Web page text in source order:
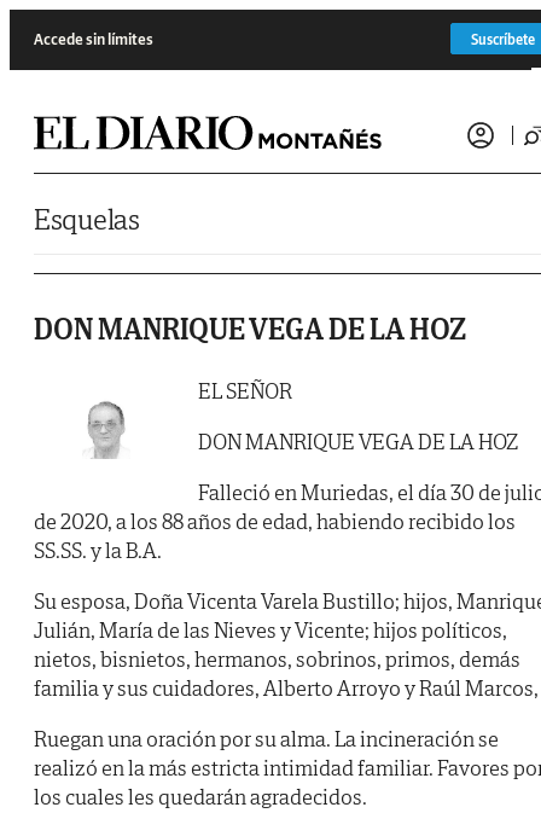
Accede sin límites Suscríbete
Esquelas
DON MANRIQUE VEGA DE LA HOZ
EL SEÑOR
DON MANRIQUE VEGA DE LA HOZ
Falleció en Muriedas, el día 30 de
de 2020, a los 88 años de edad, habiendo recibido los
SS.SS. y la B.A.
Su esposa, Doña Vicenta Varela Bustillo; hijos,
Julián, María de las Nieves y Vicente; hijos políticos,
nietos, bisnietos, hermanos, sobrinos, primos, demás
familia y sus cuidadores, Alberto Arroyo y Raúl Marcos,
Ruegan una oración por su alma. La incineración se
realizó en la más estricta intimidad familiar. Favores
los cuales les quedarán agradecidos.